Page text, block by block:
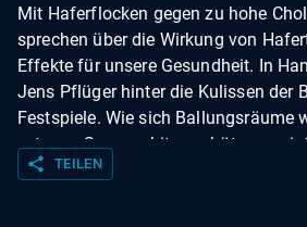
Mit Haferflocken gegen zu hohe
sprechen über die Wirkung von
Effekte für unsere Gesundheit. In
Jens Pflüger hinter die Kulissen der
Festspiele. Wie sich Ballungsräume
extreme Sommerhitze schützen, zeigt
Serienteil. Erfrischend lecker wird es
share TEILEN